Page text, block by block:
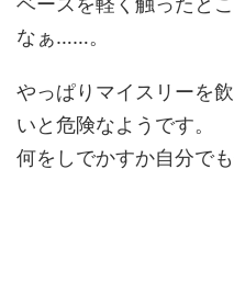
なぁ……。
やっぱりマイスリーを
いと危険なようです。
何をしでかすか自分でも